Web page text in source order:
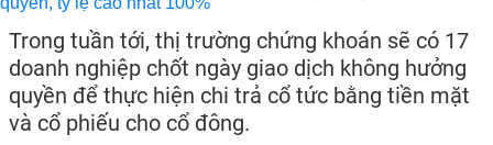
Trong tuần tới, thị trường chứng khoán sẽ có 17
doanh nghiệp chốt ngày giao dịch không hưởng
quyền để thực hiện chi trả cổ tức bằng tiền mặt
và cổ phiếu cho cổ đông.